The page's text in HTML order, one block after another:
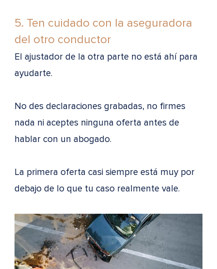
5. Ten cuidado con la aseguradora
del otro conductor
El ajustador de la otra parte no está ahí para
ayudarte.
No des declaraciones grabadas, no firmes
nada ni aceptes ninguna oferta antes de
hablar con un abogado.
La primera oferta casi siempre está muy por
debajo de lo que tu caso realmente vale.